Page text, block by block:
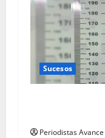
Sucesos
Periodistas Avance